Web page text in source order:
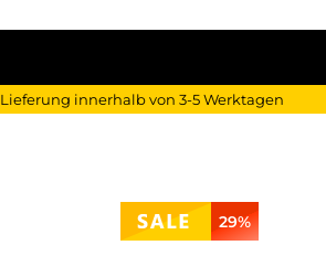
Lieferung innerhalb von 3-5 Werktagen
29%